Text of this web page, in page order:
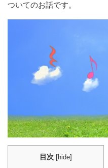
ついてのお話です。
目次 [hide]